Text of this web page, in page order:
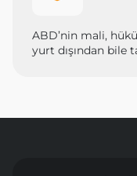
ABD’nin mali,
yurt dışından bile